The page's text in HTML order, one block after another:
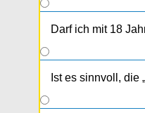
Wenn du den B -
LKW alleine: 8C
LKW + Anhänger:
Darf ich mit 18
Ist es sinnvoll, die